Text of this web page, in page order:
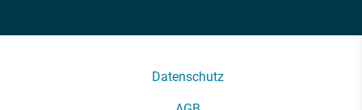
Datenschutz